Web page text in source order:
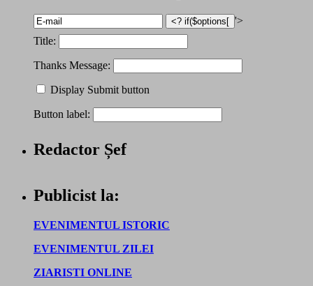
'>
Title:
Thanks Message:
Display Submit button
Button label:
Redactor Șef
Publicist la:
EVENIMENTUL ISTORIC
EVENIMENTUL ZILEI
ZIARISTI ONLINE